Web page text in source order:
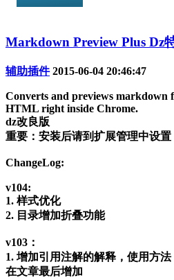
Markdown Preview Plus Dz
辅助插件 2015-06-04 20:46:47
Converts and previews markdown
HTML right inside Chrome.
dz改良版
重要：安装后请到扩展管理中设
ChangeLog:
v104:
1. 样式优化
2. 目录增加折叠功能
v103：
1. 增加引用注解的解释，使用方
在文章最后增加